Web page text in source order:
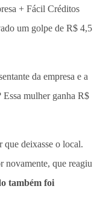
+ Fácil Créditos
um golpe de R$ 4,5
da empresa e a
Essa mulher ganha R$
que deixasse o local.
novamente, que reagiu
também foi